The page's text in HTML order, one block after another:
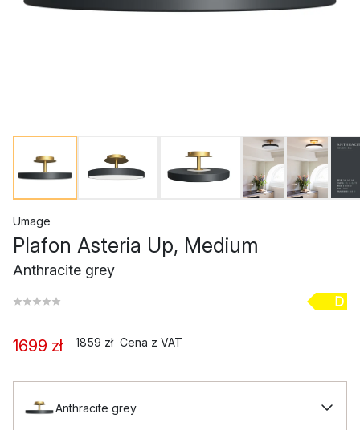
Umage
Plafon Asteria Up, Medium
Anthracite grey
D
1699 zł 1859 zł Cena z VAT
Anthracite grey